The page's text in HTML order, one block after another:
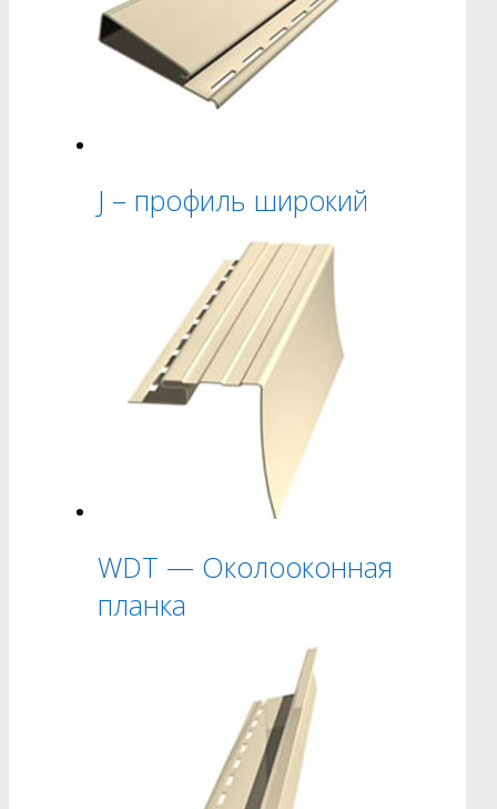
J – профиль широкий
WDT — Околооконная
планка